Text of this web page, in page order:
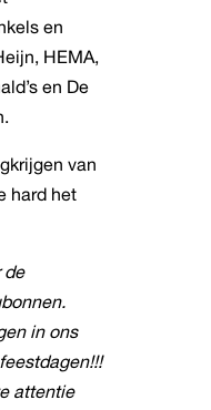
en
HEMA,
en De
van
hard het
de
in ons
attentie